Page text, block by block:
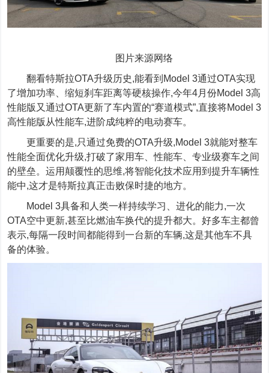
图片来源网络
翻看特斯拉OTA升级历史,能看到Model 3通过OTA实现
了增加功率、缩短刹车距离等硬核操作,今年4月份Model 3高
性能版又通过OTA更新了车内置的“赛道模式”,直接将Model 3
高性能版从性能车,进阶成纯粹的电动赛车。
更重要的是,只通过免费的OTA升级,Model 3就能对整车
性能全面优化升级,打破了家用车、性能车、专业级赛车之间
的壁垒。运用颠覆性的思维,将智能化技术应用到提升车辆性
能中,这才是特斯拉真正击败保时捷的地方。
Model 3具备和人类一样持续学习、进化的能力,一次
OTA空中更新,甚至比燃油车换代的提升都大。好多车主都曾
表示,每隔一段时间都能得到一台新的车辆,这是其他车不具
备的体验。